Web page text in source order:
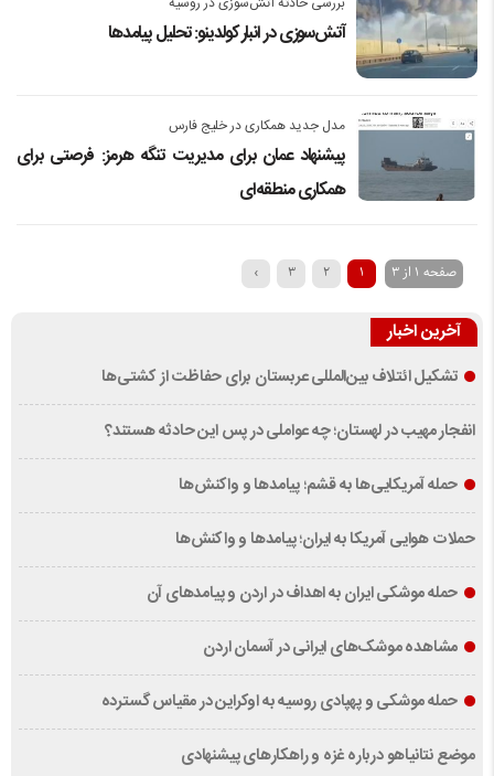
آتش‌سوزی در انبار کولدینو: تحلیل پیامدها
مدل جدید همکاری در خلیج فارس
پیشنهاد عمان برای مدیریت تنگه هرمز: فرصتی برای
همکاری منطقه‌ای
صفحه 1 از 3 1
2
3
›
آخرین اخبار
تشکیل ائتلاف بین‌المللی عربستان برای حفاظت از کشتی‌ها
انفجار مهیب در لهستان؛ چه عواملی در پس این حادثه هستند؟
حمله آمریکایی‌ها به قشم؛ پیامدها و واکنش‌ها
حملات هوایی آمریکا به ایران؛ پیامدها و واکنش‌ها
حمله موشکی ایران به اهداف در اردن و پیامدهای آن
مشاهده موشک‌های ایرانی در آسمان اردن
حمله موشکی و پهپادی روسیه به اوکراین در مقیاس گسترده
موضع نتانیاهو درباره غزه و راهکارهای پیشنهادی